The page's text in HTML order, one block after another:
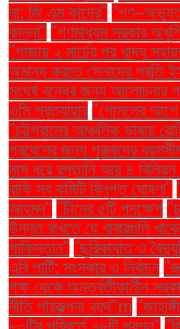
না: জি এম কাদের"
কান্না" "গণমাধ্যম সরকার
"গাজায় ২ মার্চের পর খাদ্য
অমান্য করতে সেনাদের প্রতি
সংঘর্ষ বন্ধের জন্য আলোচনার
ওসি প্রত্যাহার "গোসলের আগে
"চট্টগ্রামের আঞ্চলিক ভাষায়
প্রবেশের জন্য পুরুষদের
মাস ধরে রপ্তানি আয় ৪
বাকি সব কমিটি বিলুপ্ত ঘোষণা"
আহমদ" "চীনের ৫টি পদক্ষেপ
উন্নত রাখতে যে খাবারগুলি
পাকিস্তান" "ছুরিকাঘাত ও
এবি পার্টি: সংস্কার ও নির্বাচন
পক্ষ থেকে অন্তর্বর্তীকালীন
নীতি পরিকল্পনা ব্যর্থ"m